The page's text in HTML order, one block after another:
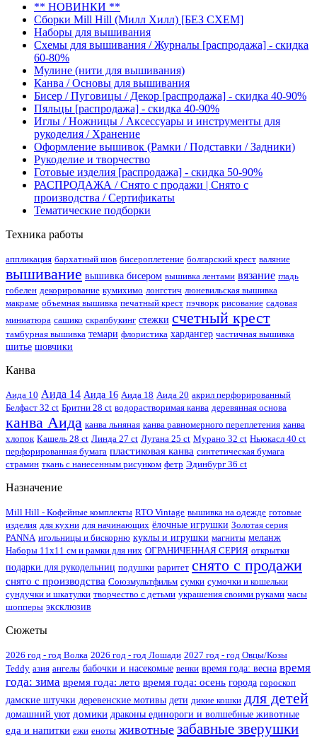
** НОВИНКИ **
Сборки Mill Hill (Милл Хилл) [БЕЗ СХЕМ]
Наборы для вышивания
Схемы для вышивания / Журналы [распродажа] - скидка
60-80%
Мулине (нити для вышивания)
Канва / Основы для вышивания
Бисер / Пуговицы / Декор [распродажа] - скидка 40-90%
Пяльцы [распродажа] - скидка 40-90%
Иглы / Ножницы / Аксессуары и инструменты для
рукоделия / Хранение
Оформление вышивок (Рамки / Подставки / Задники)
Рукоделие и творчество
Готовые изделия [распродажа] - скидка 50-90%
РАСПРОДАЖА / Снято с продажи | Снято с
производства / Сертификаты
Тематические подборки
Техника работы
аппликация бархатный шов бисероплетение болгарский крест валяние
вышивание вышивка бисером вышивка лентами вязание гладь
гобелен декорирование кумихимо лонгстич люневильская вышивка
макраме объемная вышивка печатный крест пэчворк рисование садовая
миниатюра сашико скрапбукинг стежки счетный крест
тамбурная вышивка темари флористика хардангер частичная вышивка
шитье шовчики
Канва
Аида 10 Аида 14 Аида 16 Аида 18 Аида 20 акрил перфорированный
Белфаст 32 ct Бритни 28 ct водорастворимая канва деревянная основа
канва Аида канва льняная канва равномерного переплетения канва
хлопок Кашель 28 ct Линда 27 ct Лугана 25 ct Мурано 32 ct Ньюкасл 40 ct
перфорированная бумага пластиковая канва синтетическая бумага
страмин ткань с нанесенным рисунком фетр Эдинбург 36 ct
Назначение
Mill Hill - Кофейные комплекты RTO Vintage вышивка на одежде готовые
изделия для кухни для начинающих ёлочные игрушки Золотая серия
PANNA игольницы и бискорню куклы и игрушки магниты меланж
Наборы 11х11 см и рамки для них ОГРАНИЧЕННАЯ СЕРИЯ открытки
подарки для рукодельниц подушки раритет снято с продажи
снято с производства Союзмультфильм сумки сумочки и кошельки
сундучки и шкатулки творчество с детьми украшения своими руками часы
шопперы эксклюзив
Сюжеты
2026 год - год Волка 2026 год - год Лошади 2027 год - год Овцы/Козы
Teddy азия ангелы бабочки и насекомые венки время года: весна время
года: зима время года: лето время года: осень города гороскоп
дамские штучки деревенские мотивы дети дикие кошки для детей
домашний уют домики драконы единороги и волшебные животные
еда и напитки ежи еноты животные забавные зверушки